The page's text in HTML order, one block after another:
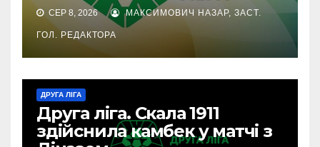
СЕР 8, 2026 МАКСИМОВИЧ НАЗАР, ЗАСТ.
ГОЛ. РЕДАКТОРА
ДРУГА ЛІГА
Друга ліга. Скала 1911
здійснила камбек у матчі з